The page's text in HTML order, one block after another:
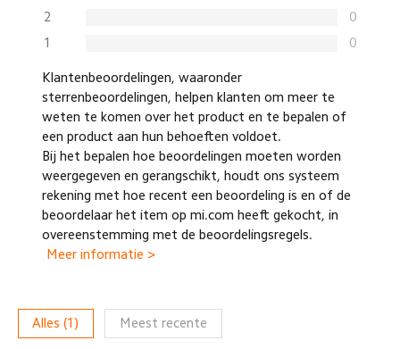
2
0
1
0
Klantenbeoordelingen, waaronder
sterrenbeoordelingen, helpen klanten om meer te
weten te komen over het product en te bepalen of
een product aan hun behoeften voldoet.
Bij het bepalen hoe beoordelingen moeten worden
weergegeven en gerangschikt, houdt ons systeem
rekening met hoe recent een beoordeling is en of de
beoordelaar het item op mi.com heeft gekocht, in
overeenstemming met de beoordelingsregels.
Meer informatie >
Alles (1) Meest recente